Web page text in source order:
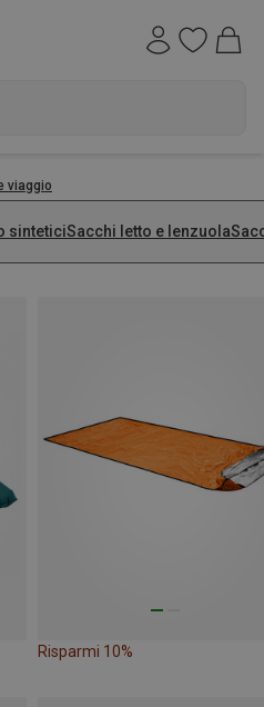
viaggio
sinteticiSacchi letto e lenzuola
Risparmi 10%